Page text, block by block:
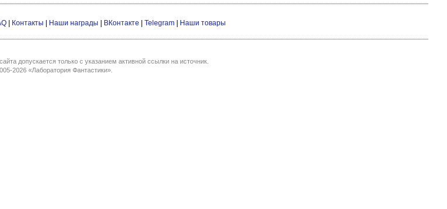
Контакты Наши награды ВКонтакте Telegram Наши товары
допускается только с указанием активной ссылки на источник.
2026 «Лаборатория Фантастики».